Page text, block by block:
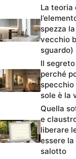
La teoria
spezza
vecchio
sguardo)
Il
perché
sole è la
Quella
e
liberare
essere
salotto